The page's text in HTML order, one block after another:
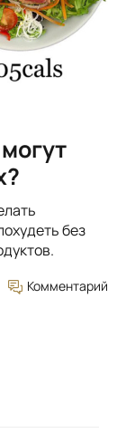
без
Комментарий